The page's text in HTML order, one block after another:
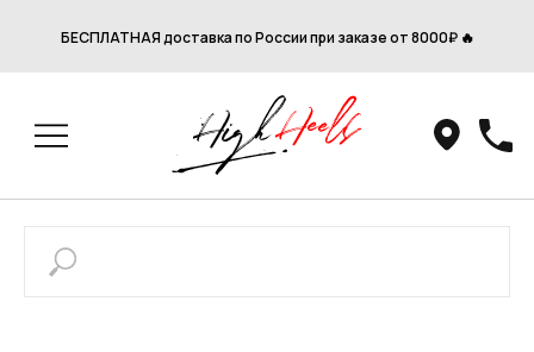
БЕСПЛАТНАЯ доставка по России при заказе от 8000₽ 🔥